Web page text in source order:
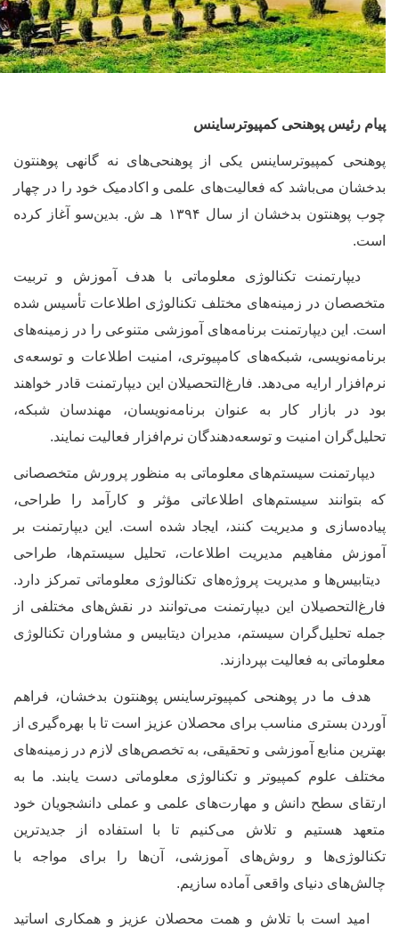
پیام رئیس پوهنحی کمپیوترساینس
پوهنحی کمپیوترساینس یکی از پوهنحیهای نه گانه‏ی پوهنتون
بدخشان میباشد که فعالیتهای علمی و اکادمیک خود را در چهار
چوب پوهنتون بدخشان از سال ۱۳۹۴ هـ ش. بدین
سو آغاز کرده
است.
دیپارتمنت تکنالوژی معلوماتی با هدف آموزش و تربیت
متخصصان در زمینه‌های مختلف تکنالوژی اطلاعات تأسیس شده
است. این دیپارتمنت برنامه‌های آموزشی متنوعی را در زمینه‌های
برنامه‌نویسی، شبکه‌های کامپیوتری، امنیت اطلاعات و توسعهی
نرم‌افزار ارایه می‌دهد. فارغ‌التحصیلان این دیپارتمنت قادر خواهند
بود در بازار کار به عنوان برنامه‌نویسان، مهندسان شبکه،
تحلیل‌گران امنیت و توسعه‌دهندگان نرم‌افزار فعالیت نمایند.
دیپارتمنت سیستم‌های معلوماتی به منظور پرورش متخصصانی
که بتوانند سیستم‌های اطلاعاتی مؤثر و کارآمد را طراحی،
پیاده‌سازی و مدیریت کنند، ایجاد شده است. این دیپارتمنت بر
آموزش مفاهیم مدیریت اطلاعات، تحلیل سیستم‌ها، طراحی
دیتابیس‌ها و مدیریت پروژه‌های تکنالوژی معلوماتی تمرکز دارد.
فارغ‌التحصیلان این دیپارتمنت می‌توانند در نقش‌های مختلفی از
جمله تحلیل‌گران سیستم، مدیران دیتابیس و مشاوران تکنالوژی
معلوماتی به فعالیت بپردازند.
هدف ما در پوهنحی کمپیوترساینس پوهنتون بدخشان، فراهم
آوردن بستری مناسب برای محصلان عزیز است تا با بهره‌گیری از
بهترین منابع آموزشی و تحقیقی، به تخصص‌های لازم در زمینه‌های
مختلف علوم کمپیوتر و تکنالوژی معلوماتی دست یابند. ما به
ارتقای سطح دانش و مهارت‌های علمی و عملی دانشجویان خود
متعهد هستیم و تلاش می‌کنیم تا با استفاده از جدیدترین
تکنالوژیها و روش‌های آموزشی، آن‌ها را برای مواجه با
چالش‌های دنیای واقعی آماده سازیم.
امید است با تلاش و همت محصلان عزیز و همکاری اساتید